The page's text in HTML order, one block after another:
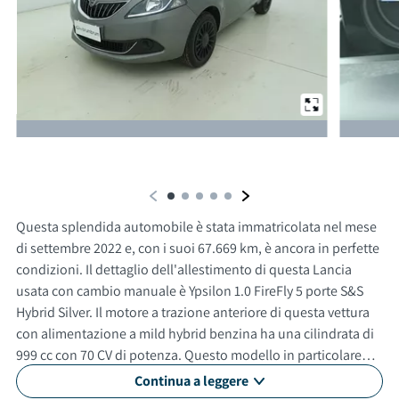
Da un'altra prospettiva
Questa splendida automobile è stata immatricolata nel mese
di settembre 2022 e, con i suoi 67.669 km, è ancora in perfette
condizioni. Il dettaglio dell'allestimento di questa Lancia
usata con cambio manuale è Ypsilon 1.0 FireFly 5 porte S&S
Hybrid Silver. Il motore a trazione anteriore di questa vettura
con alimentazione a mild hybrid benzina ha una cilindrata di
999 cc con 70 CV di potenza. Questo modello in particolare
può raggiungere una velocità massima di 163 km/h. Questa
auto usata è adatta anche per neopatentati. Gli esterni sono
Continua a leggere